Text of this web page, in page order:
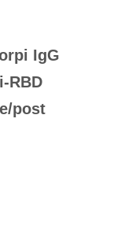
IgG
RBD
post